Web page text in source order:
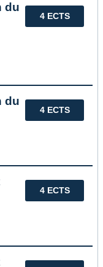
4 ECTS
du
4 ECTS
du
4 ECTS